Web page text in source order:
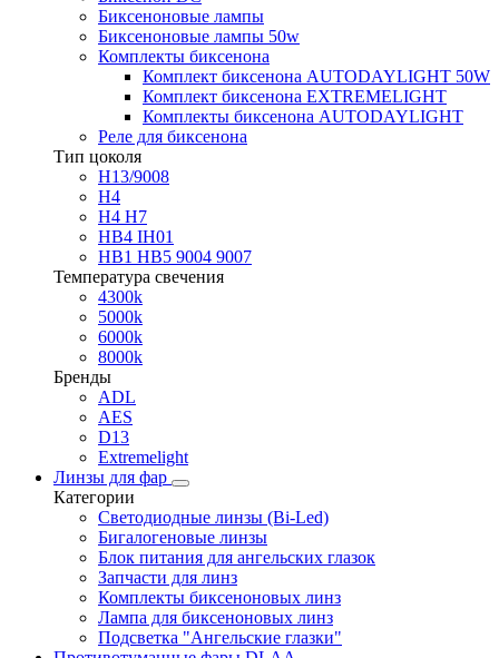
Биксеноновые лампы
Биксеноновые лампы 50w
Комплекты биксенона
Комплект биксенона AUTODAYLIGHT 50W
Комплект биксенона EXTREMELIGHT
Комплекты биксенона AUTODAYLIGHT
Реле для биксенона
Тип цоколя
H13/9008
H4
H4 H7
HB4 IH01
HB1 HB5 9004 9007
Температура свечения
4300k
5000k
6000k
8000k
Бренды
ADL
AES
D13
Extremelight
Линзы для фар
Категории
Светодиодные линзы (Bi-Led)
Бигалогеновые линзы
Блок питания для ангельских глазок
Запчасти для линз
Комплекты биксеноновых линз
Лампа для биксеноновых линз
Подсветка "Ангельские глазки"